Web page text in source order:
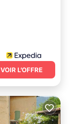
VOIR L’OFFRE